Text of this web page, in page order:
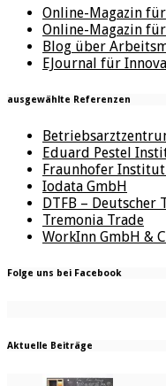
Online-Magazin
Online-Magazin
Blog über
EJournal für
ausgewählte Referenzen
Eduard Pestel
Fraunhofer Institut
Iodata GmbH
DTFB – Deutscher
Tremonia Trade
WorkInn GmbH &
Folge uns bei Facebook
Aktuelle Beiträge